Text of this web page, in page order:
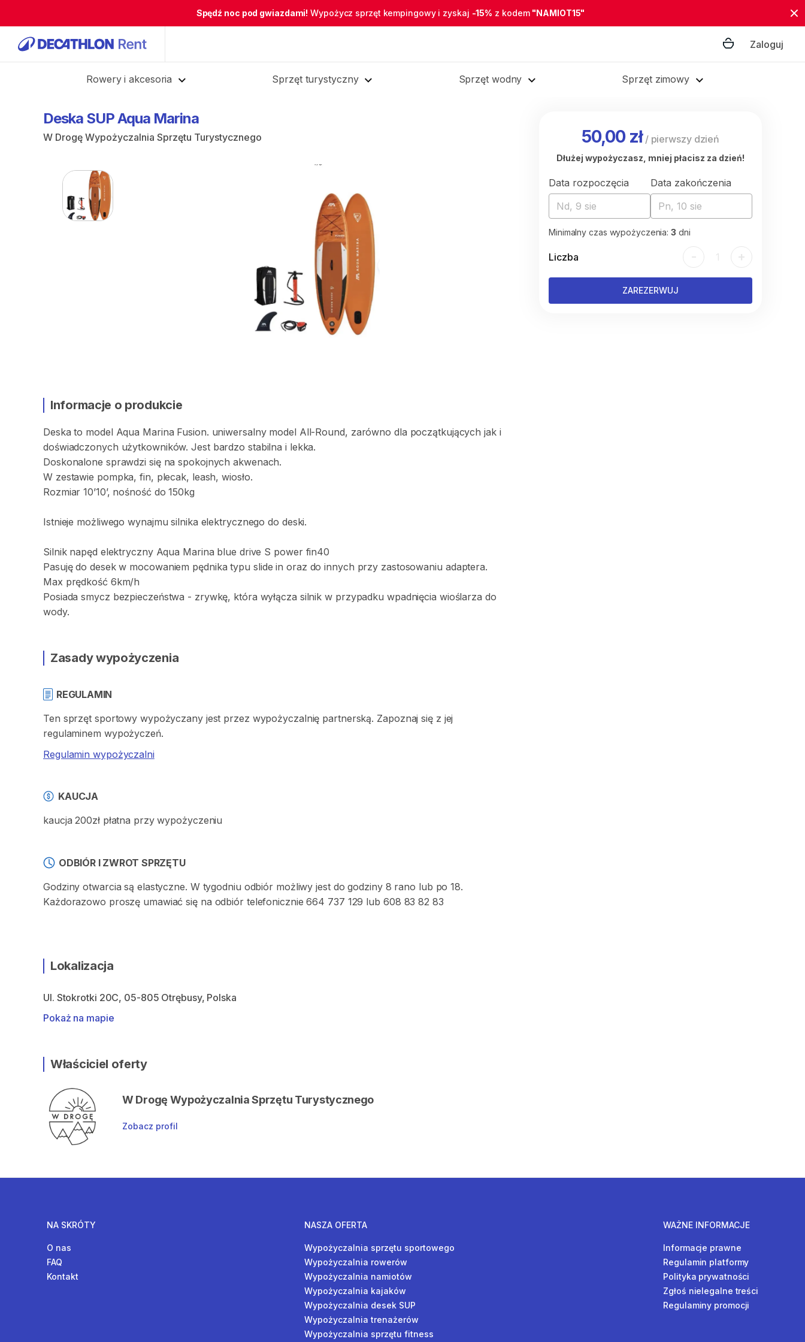
Spędź noc pod gwiazdami! Wypożycz sprzęt kempingowy i zyskaj -15% z kodem "NAMIOT15"
Zaloguj
Rowery i akcesoria Sprzęt turystyczny Sprzęt wodny Sprzęt zimowy
Deska SUPAqua Marina
W Drogę Wypożyczalnia Sprzętu Turystycznego
Informacje o produkcie
Deska to model Aqua Marina Fusion. uniwersalny model All-Round​,​ zarówno dla początkujących jak i
doświadczonych użytkowników. Jest bardzo stabilna i lekka.
Doskonalone sprawdzi się na spokojnych akwenach.
W zestawie pompka​,​ fin​,​ plecak​,​ leash​,​ wiosło.
Rozmiar 10’10’​,​ nośność do 150kg
Istnieje możliwego wynajmu silnika elektrycznego do deski.
Silnik napęd elektryczny Aqua Marina blue drive S power fin40
Pasuję do desek w mocowaniem pędnika typu slide in oraz do innych przy zastosowaniu adaptera.
Max prędkość 6km​/​h
Posiada smycz bezpieczeństwa - zrywkę​,​ która wyłącza silnik w przypadku wpadnięcia wioślarza do
wody.
Zasady wypożyczenia
REGULAMIN
Ten sprzęt sportowy wypożyczany jest przez wypożyczalnię partnerską. Zapoznaj się z jej
regulaminem wypożyczeń.
Regulamin wypożyczalni
KAUCJA
kaucja 200zł płatna przy wypożyczeniu
ODBIÓR I ZWROT SPRZĘTU
Godziny otwarcia są elastyczne. W tygodniu odbiór możliwy jest do godziny 8 rano lub po 18.
Każdorazowo proszę umawiać się na odbiór telefonicznie 664 737 129 lub 608 83 82 83
Lokalizacja
Ul. Stokrotki 20C, 05-805 Otrębusy, Polska
Pokaż na mapie
Właściciel oferty
W Drogę Wypożyczalnia Sprzętu Turystycznego
Zobacz profil
50,00 zł/ pierwszy dzień
Dłużej wypożyczasz, mniej płacisz za dzień!
Data rozpoczęcia
Nd, 9 sie
Data zakończenia
Pn, 10 sie
Minimalny czas wypożyczenia: 3 dni
Liczba - 1 +
ZAREZERWUJ
NA SKRÓTY
O nas
FAQ
Kontakt
NASZA OFERTA
Wypożyczalnia sprzętu sportowego
Wypożyczalnia rowerów
Wypożyczalnia namiotów
Wypożyczalnia kajaków
Wypożyczalnia desek SUP
Wypożyczalnia trenażerów
Wypożyczalnia sprzętu fitness
WAŻNE INFORMACJE
Informacje prawne
Regulamin platformy
Polityka prywatności
Zgłoś nielegalne treści
Regulaminy promocji